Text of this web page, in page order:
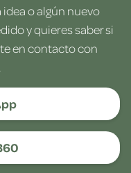
o algún nuevo
y quieres saber si
en contacto con